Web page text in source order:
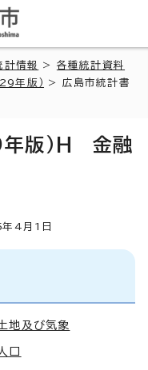
計情報 > 各種統計資料
年版）
> 広島市統計書
年版）H 金融
年4月1日
地及び気象
口